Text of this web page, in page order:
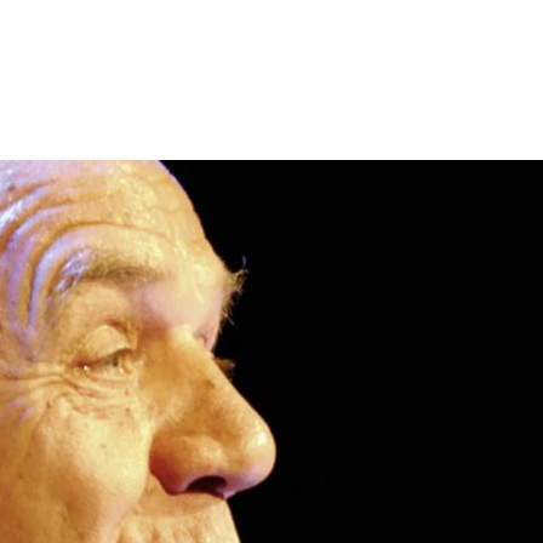
News
Streaming & Downloads
Alben & DVDs
Über Anton
Die Band
Impressionen
Kontakt